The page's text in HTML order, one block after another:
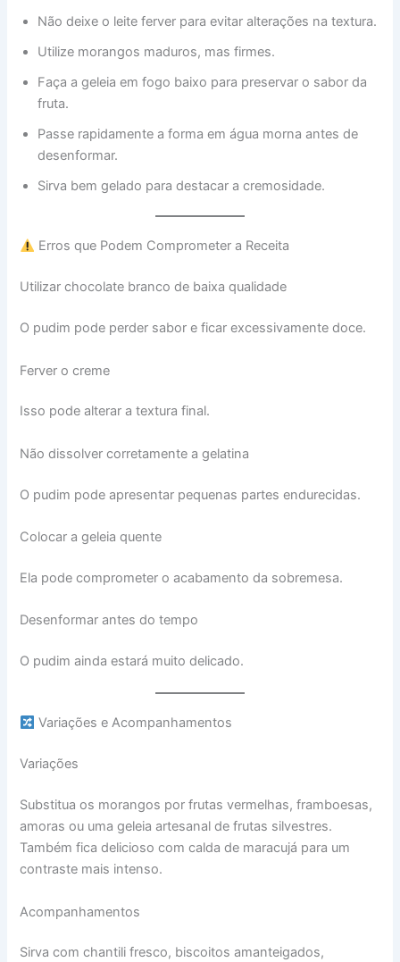
Não deixe o leite ferver para evitar alterações na textura.
Utilize morangos maduros, mas firmes.
Faça a geleia em fogo baixo para preservar o sabor da
fruta.
Passe rapidamente a forma em água morna antes de
desenformar.
Sirva bem gelado para destacar a cremosidade.
Erros que Podem Comprometer a Receita
Utilizar chocolate branco de baixa qualidade
O pudim pode perder sabor e ficar excessivamente doce.
Ferver o creme
Isso pode alterar a textura final.
Não dissolver corretamente a gelatina
O pudim pode apresentar pequenas partes endurecidas.
Colocar a geleia quente
Ela pode comprometer o acabamento da sobremesa.
Desenformar antes do tempo
O pudim ainda estará muito delicado.
Variações e Acompanhamentos
Variações
Substitua os morangos por frutas vermelhas, framboesas,
amoras ou uma geleia artesanal de frutas silvestres.
Também fica delicioso com calda de maracujá para um
contraste mais intenso.
Acompanhamentos
Sirva com chantili fresco, biscoitos amanteigados,